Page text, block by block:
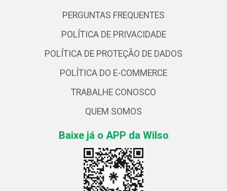
PERGUNTAS FREQUENTES
POLÍTICA DE PRIVACIDADE
POLÍTICA DE PROTEÇÃO DE DADOS
POLÍTICA DO E-COMMERCE
TRABALHE CONOSCO
QUEM SOMOS
Baixe já o APP da Wilso